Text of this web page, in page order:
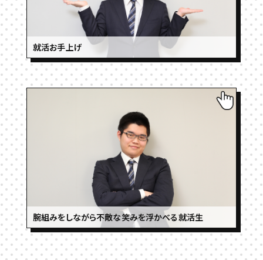
就活お手上げ
腕組みをしながら不敵な笑みを浮かべる就活生